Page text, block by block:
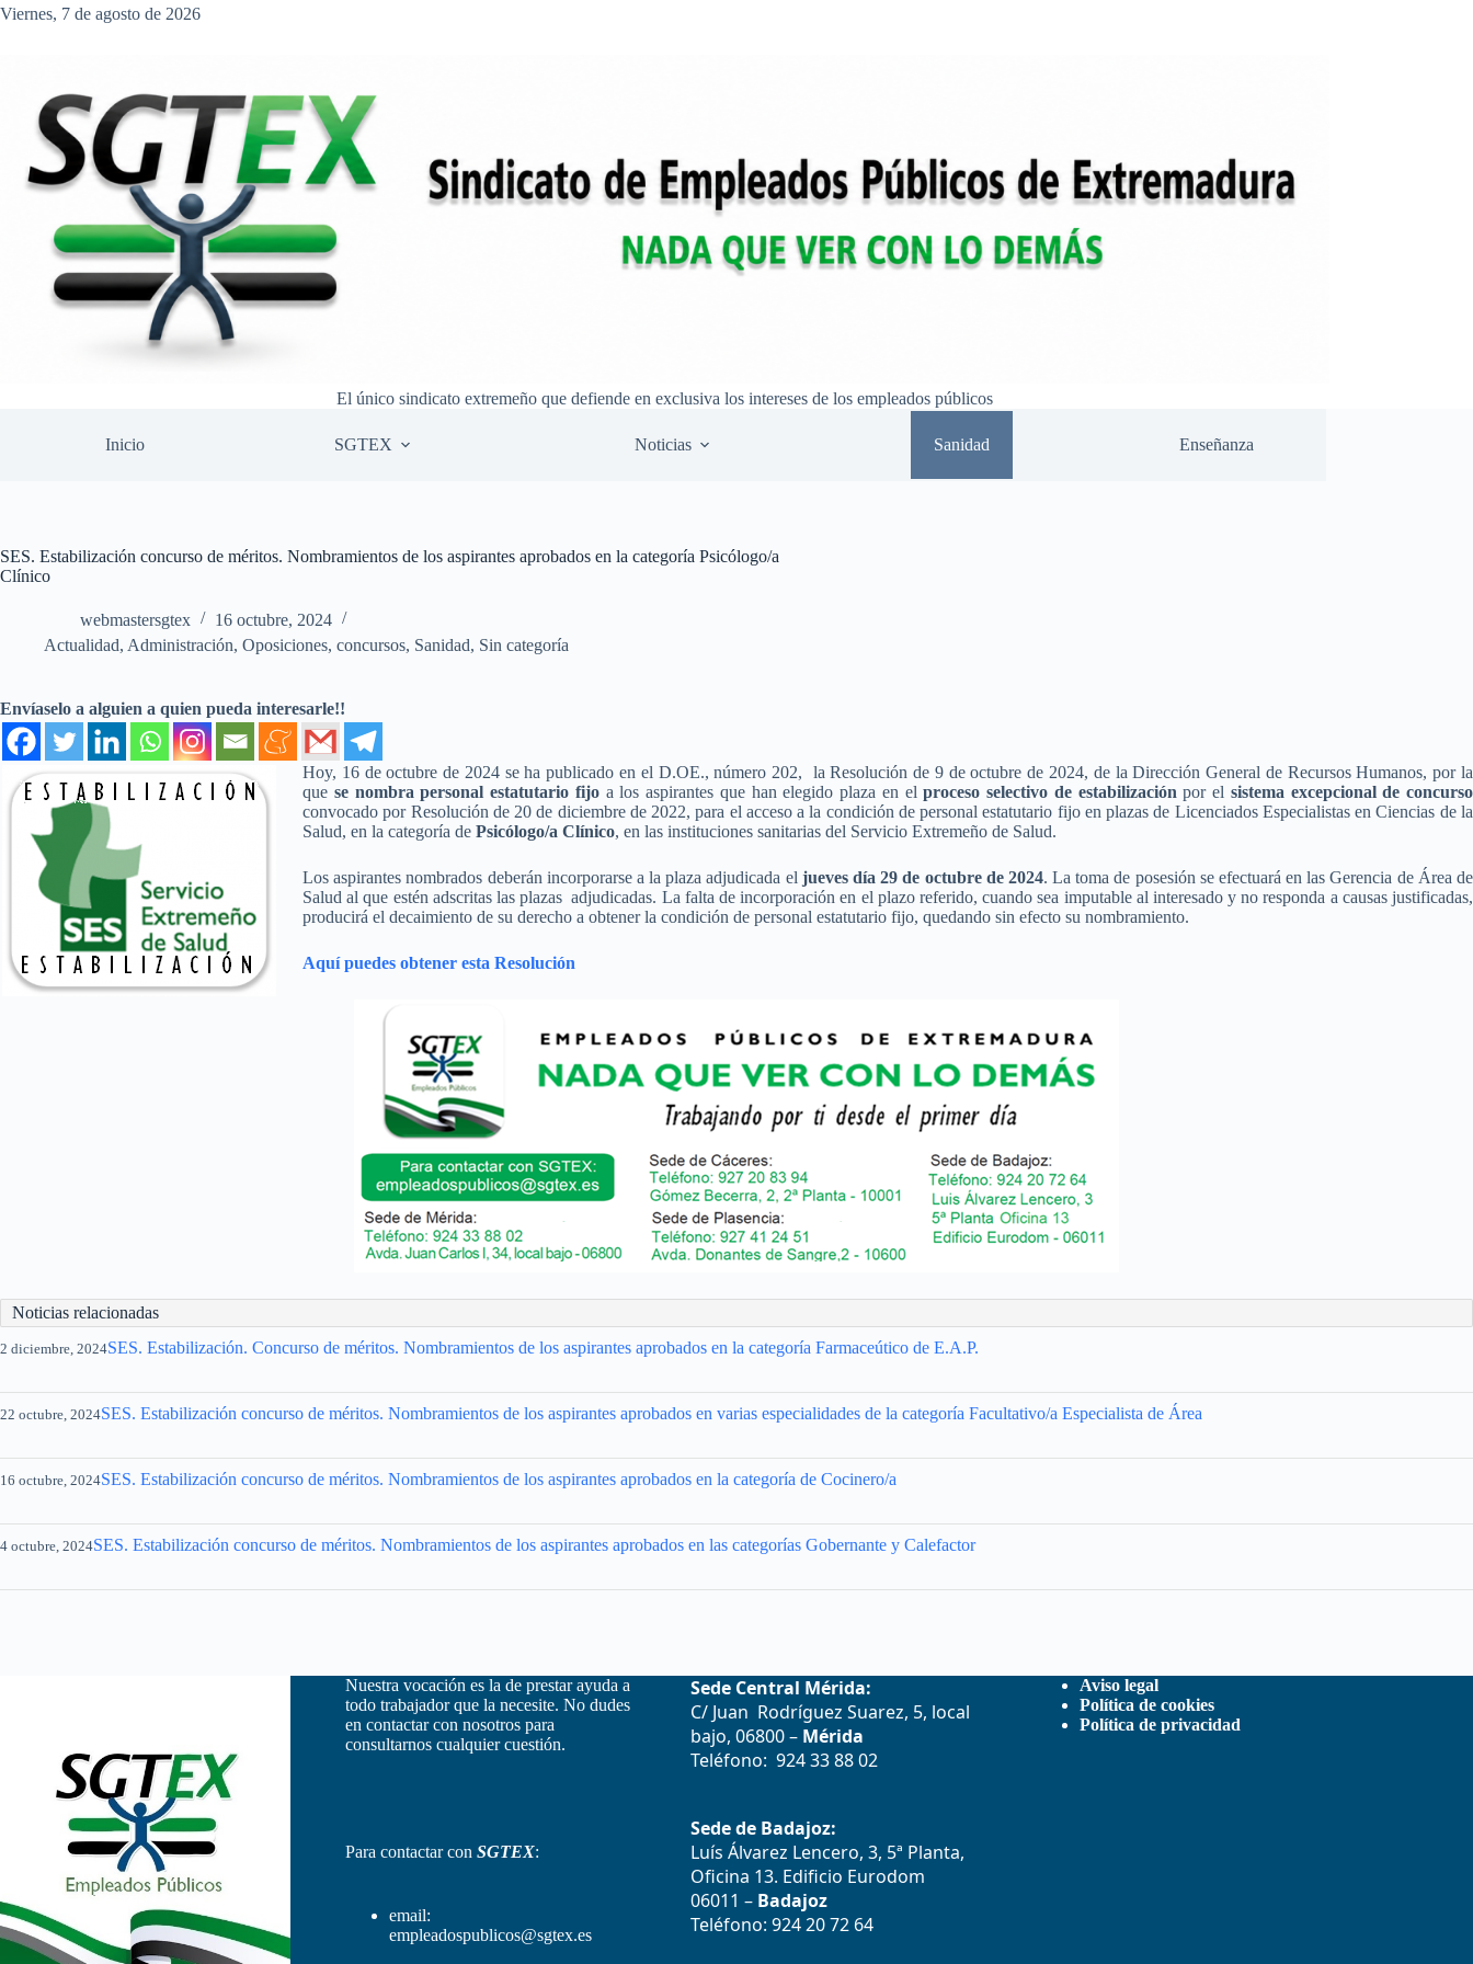
Saltar
Viernes, 7 de agosto de 2026
El único sindicato extremeño que defiende en exclusiva los intereses de los empleados públicos
Inicio SGTEX Noticias Sanidad Enseñanza
SES. Estabilización concurso de méritos. Nombramientos de los aspirantes aprobados en la categoría Psicólogo/a
Clínico
webmastersgtex
16 octubre, 2024
Actualidad, Administración, Oposiciones, concursos, Sanidad, Sin categoría
Envíaselo a alguien a quien pueda interesarle!!
Hoy, 16 de octubre de 2024 se ha publicado en el D.OE., número 202, la Resolución de 9 de octubre de 2024, de la Dirección General de Recursos Humanos, por la
que se nombra personal estatutario fijoa los aspirantes que han elegido plaza en elproceso selectivo de estabilización por el sistema excepcional de concurso
convocado por Resolución de 20 de diciembre de 2022, para el acceso a la condición de personal estatutario fijo en plazas de Licenciados Especialistas en Ciencias de la
Salud, en la categoría de Psicólogo/a Clínico, en las instituciones sanitarias del Servicio Extremeño de Salud.
Los aspirantes nombrados deberán incorporarse a la plaza adjudicada el jueves día 29 de octubre de 2024. La toma de posesión se efectuará en las Gerencia de Área de
Salud al que estén adscritas las plazas adjudicadas. La falta de incorporación en el plazo referido, cuando sea imputable al interesado y no responda a causas justificadas,
producirá el decaimiento de su derecho a obtener la condición de personal estatutario fijo, quedando sin efecto su nombramiento.
Aquí puedes obtener esta Resolución
Noticias relacionadas
2 diciembre, 2024SES. Estabilización. Concurso de méritos. Nombramientos de los aspirantes aprobados en la categoría Farmaceútico de E.A.P.
22 octubre, 2024SES. Estabilización concurso de méritos. Nombramientos de los aspirantes aprobados en varias especialidades de la categoría Facultativo/a Especialista de Área
16 octubre, 2024SES. Estabilización concurso de méritos. Nombramientos de los aspirantes aprobados en la categoría de Cocinero/a
4 octubre, 2024SES. Estabilización concurso de méritos. Nombramientos de los aspirantes aprobados en las categorías Gobernante y Calefactor
Nuestra vocación es la de prestar ayuda a
todo trabajador que la necesite. No dudes
en contactar con nosotros para
consultarnos cualquier cuestión.
Para contactar con SGTEX:
email:
empleadospublicos@sgtex.es
Sede Central Mérida:
C/ Juan Rodríguez Suarez, 5, local
bajo, 06800 – Mérida
Teléfono: 924 33 88 02
Sede de Badajoz:
Luís Álvarez Lencero, 3, 5ª Planta,
Oficina 13. Edificio Eurodom
06011 – Badajoz
Teléfono: 924 20 72 64
Aviso legal
Política de cookies
Política de privacidad